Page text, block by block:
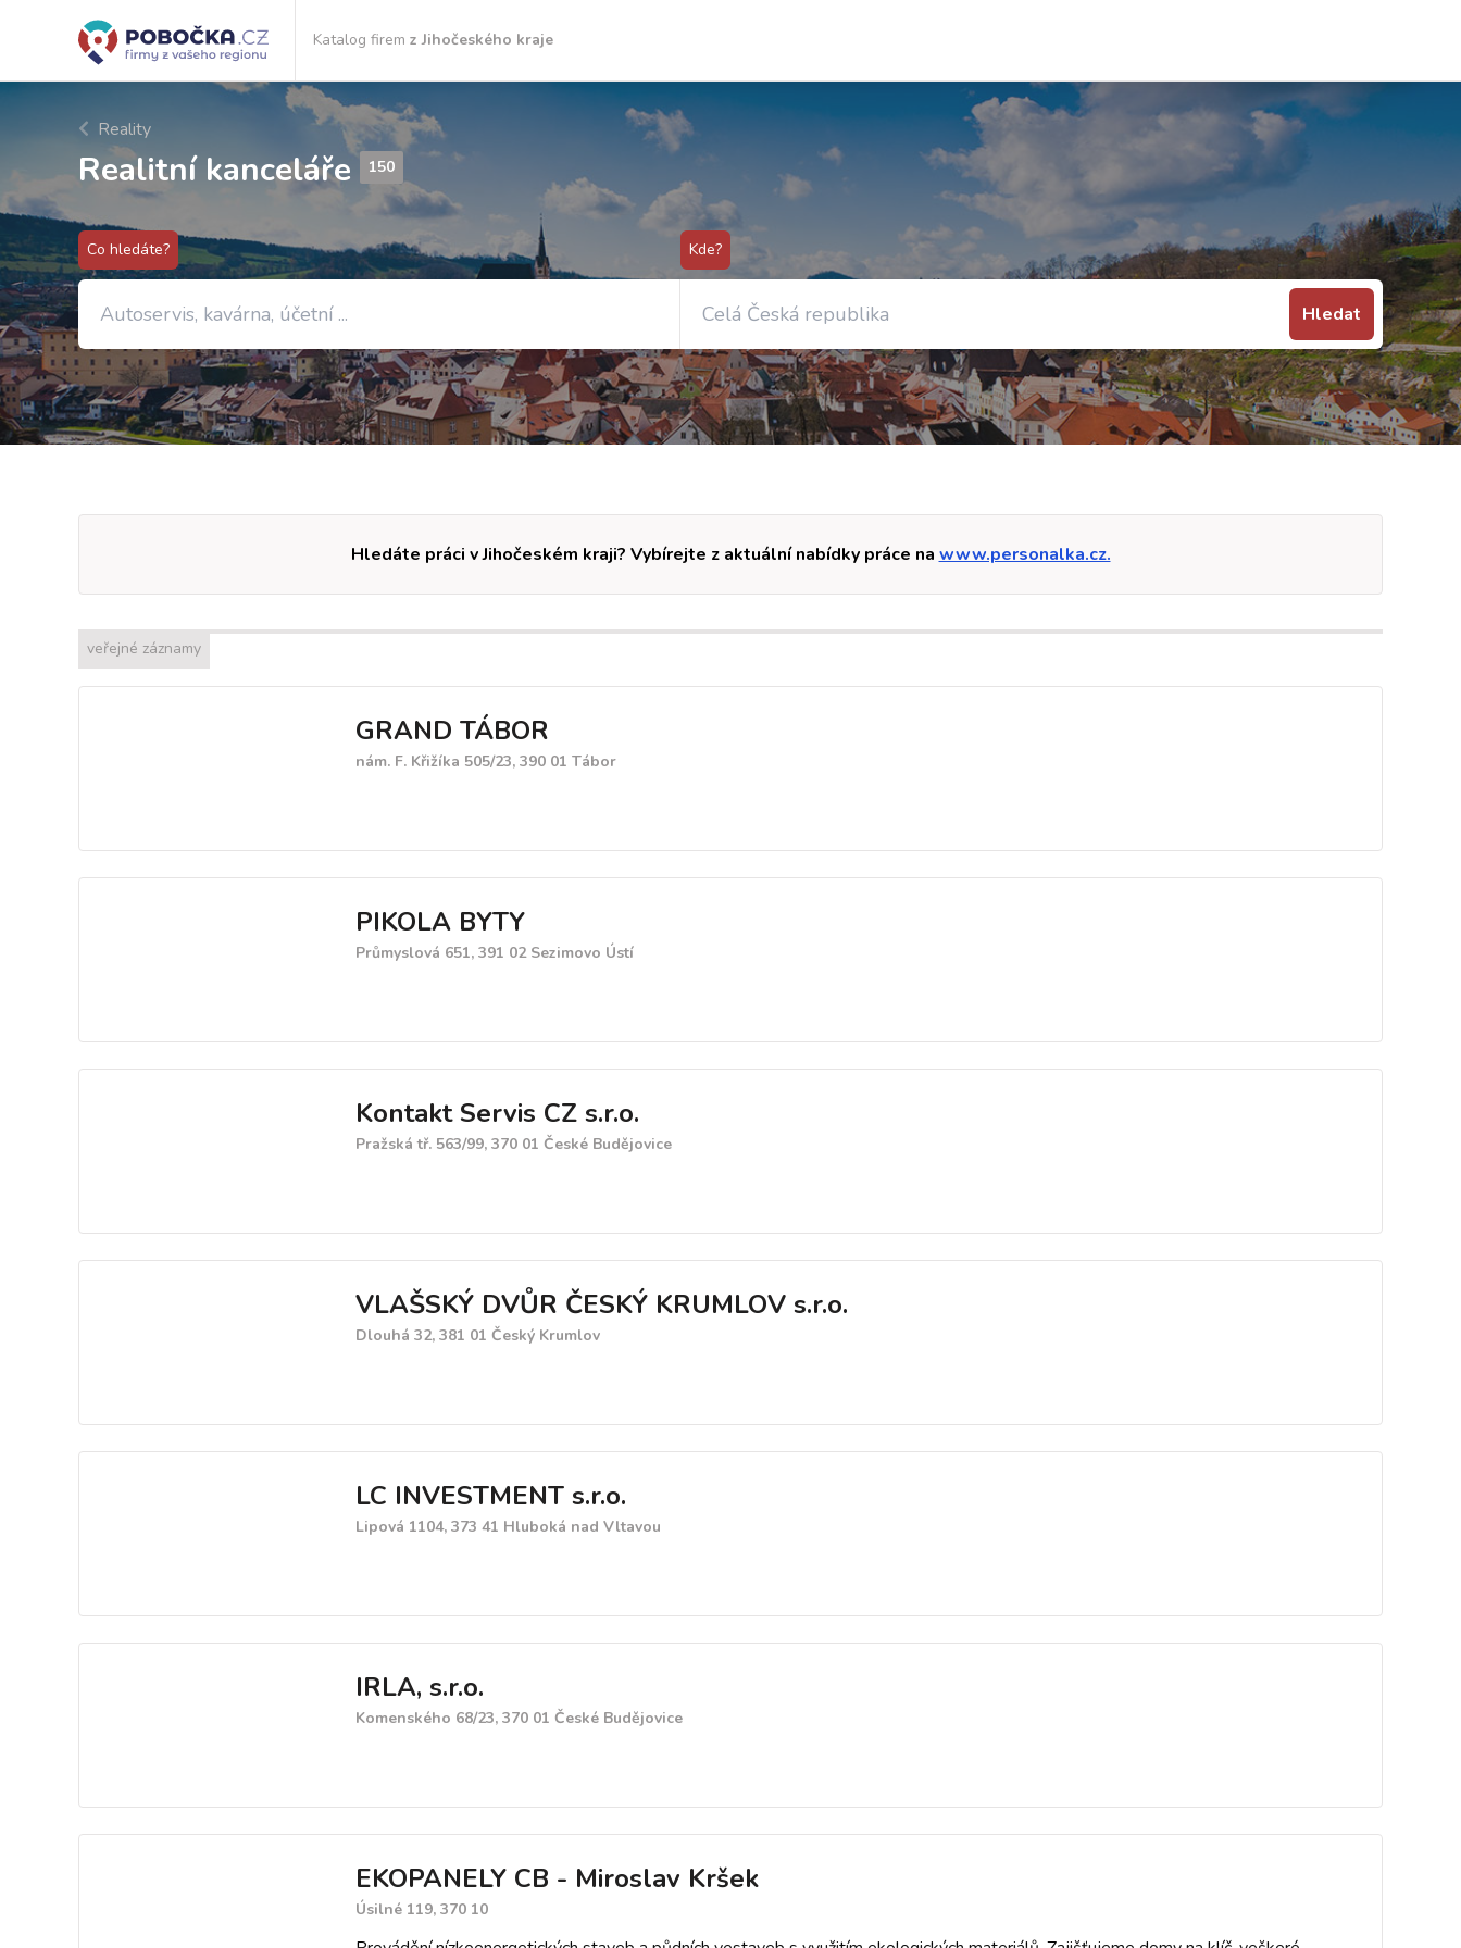
Katalog firem z Jihočeského kraje
Reality
Realitní kanceláře 150
Co hledáte? Kde?
Hledat
Hledáte práci v Jihočeském kraji? Vybírejte z aktuální nabídky práce na www.personalka.cz.
veřejné záznamy
GRAND TÁBOR
nám. F. Křižíka 505/23, 390 01 Tábor
PIKOLA BYTY
Průmyslová 651, 391 02 Sezimovo Ústí
Kontakt Servis CZ s.r.o.
Pražská tř. 563/99, 370 01 České Budějovice
VLAŠSKÝ DVŮR ČESKÝ KRUMLOV s.r.o.
Dlouhá 32, 381 01 Český Krumlov
LC INVESTMENT s.r.o.
Lipová 1104, 373 41 Hluboká nad Vltavou
IRLA, s.r.o.
Komenského 68/23, 370 01 České Budějovice
EKOPANELY CB - Miroslav Kršek
Úsilné 119, 370 10